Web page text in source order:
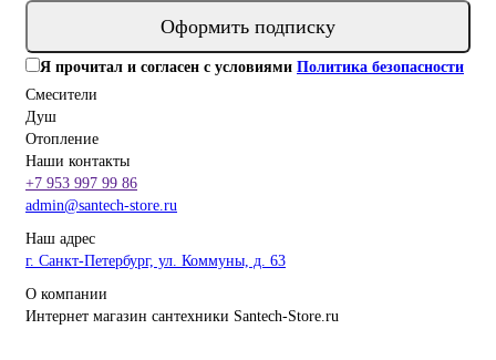
Оформить подписку
Я прочитал и согласен с условиями Политика безопасности
Смесители
Душ
Отопление
Наши контакты
+7 953 997 99 86
admin@santech-store.ru
Наш адрес
г. Санкт-Петербург, ул. Коммуны, д. 63
О компании
Интернет магазин сантехники Santech-Store.ru